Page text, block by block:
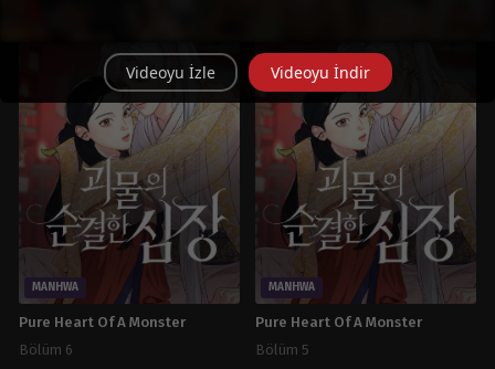
MANHWA
Pure Heart Of A Monster
Bölüm 6
MANHWA
Pure Heart Of A Monster
Bölüm 5
Videoyu İzle Videoyu İndir